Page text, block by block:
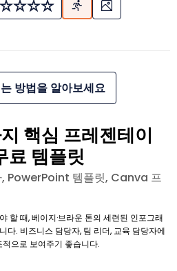
방법을 알아보세요
핵심 프레젠테이
료 템플릿
PowerPoint 템플릿, Canva 프
할 때, 베이지·브라운 톤의 세련된 인포그래
다. 비즈니스 담당자, 팀 리더, 교육 담당자에
으로 보여주기 좋습니다.